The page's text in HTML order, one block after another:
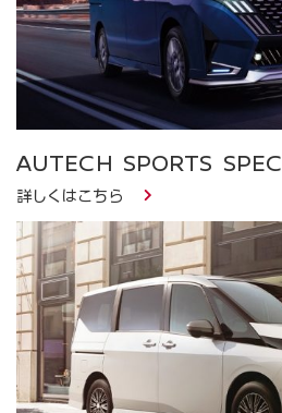
AUTECH SPORTS SPEC
詳しくはこちら